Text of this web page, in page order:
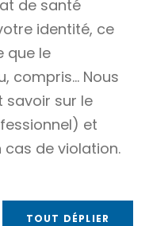
de santé
identité, ce
que le
compris… Nous
savoir sur le
et
de violation.
TOUT DÉPLIER